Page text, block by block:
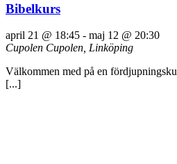
Bibelkurs
april 21 @ 18:45 - maj 12 @ 20:30
Cupolen Cupolen, Linköping
Välkommen med på en
[...]